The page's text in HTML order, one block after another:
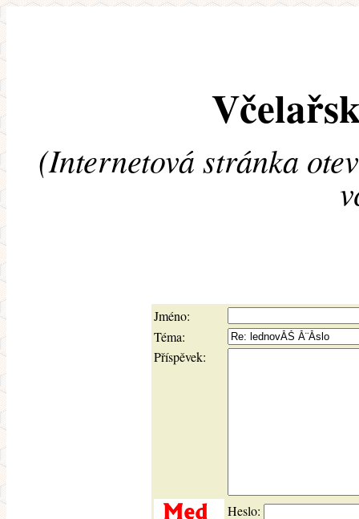
(Internetová stránka
Jméno:
Téma:
Příspěvek:
Heslo: